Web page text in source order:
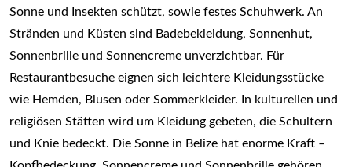
Sonne und Insekten schützt, sowie festes Schuhwerk. An
Stränden und Küsten sind Badebekleidung, Sonnenhut,
Sonnenbrille und Sonnencreme unverzichtbar. Für
Restaurantbesuche eignen sich leichtere Kleidungsstücke
wie Hemden, Blusen oder Sommerkleider. In kulturellen und
religiösen Stätten wird um Kleidung gebeten, die Schultern
und Knie bedeckt. Die Sonne in Belize hat enorme Kraft –